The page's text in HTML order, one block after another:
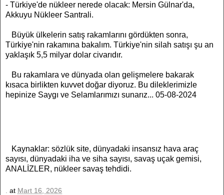
- Türkiye'de nükleer nerede olacak: Mersin Gülnar'da,
Akkuyu Nükleer Santrali.
Büyük ülkelerin satış rakamlarını gördükten sonra,
Türkiye'nin rakamına bakalım. Türkiye'nin silah satışı şu an
yaklaşık 5,5 milyar dolar civarıdır.
Bu rakamlara ve dünyada olan gelişmelere bakarak
kısaca birlikten kuvvet doğar diyoruz. Bu dileklerimizle
hepinize Saygı ve Selamlarımızı sunarız... 05-08-2024
Kaynaklar: sözlük site, dünyadaki insansız hava araç
sayısı, dünyadaki iha ve siha sayısı, savaş uçak gemisi,
ANALİZLER, nükleer savaş tehdidi.
at Mart 16, 2026